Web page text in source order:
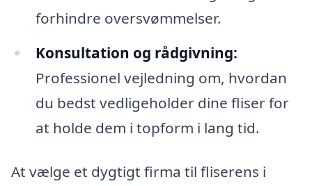
forhindre oversvømmelser.
Konsultation og rådgivning:
Professionel vejledning om, hvordan
du bedst vedligeholder dine fliser for
at holde dem i topform i lang tid.
At vælge et dygtigt firma til fliserens i